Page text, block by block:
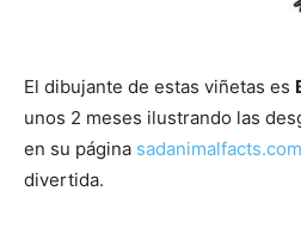
El dibujante de estas viñetas es
unos 2 meses ilustrando las
en su página sadanimalfacts.com
divertida.